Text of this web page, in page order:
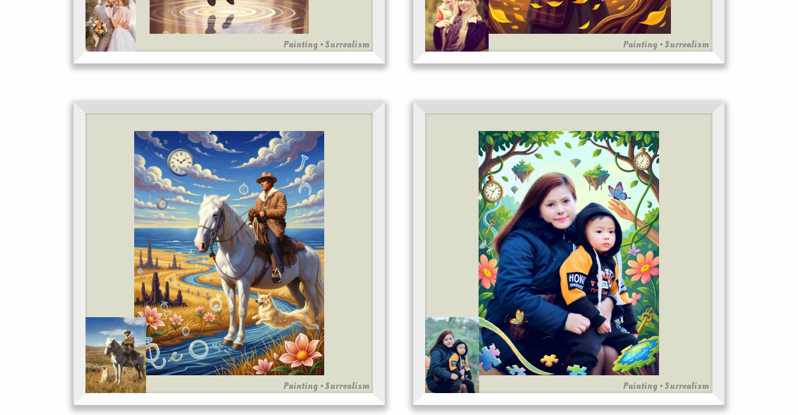
Painting • Surrealism Painting • Surrealism
Painting • Surrealism Painting • Surrealism